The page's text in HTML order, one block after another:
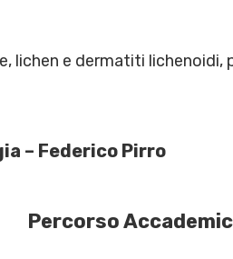
lichen e dermatiti
– Federico Pirro
Percorso